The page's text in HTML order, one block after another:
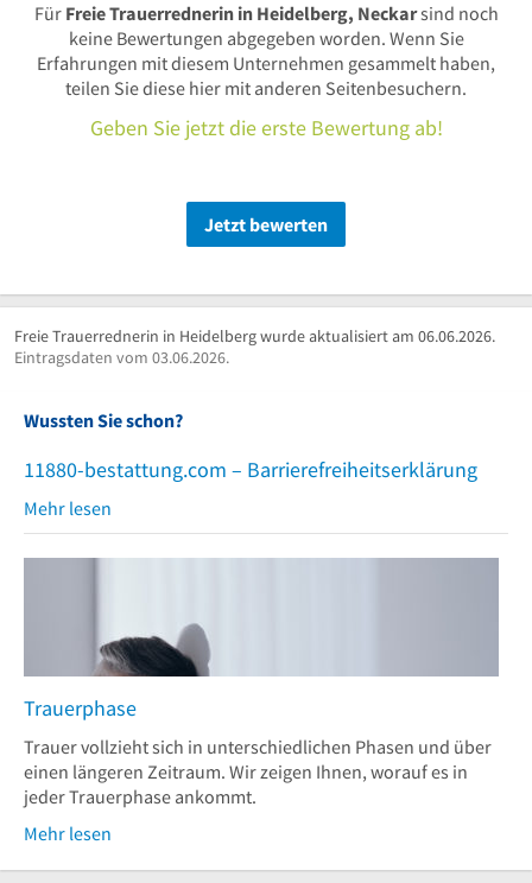
Für Freie Trauerrednerin in Heidelberg, Neckarsind noch
keine Bewertungen abgegeben worden. Wenn Sie
Erfahrungen mit diesem Unternehmen gesammelt haben,
teilen Sie diese hier mit anderen Seitenbesuchern.
Geben Sie jetzt die erste Bewertung ab!
Jetzt bewerten
Freie Trauerrednerin in Heidelberg wurde aktualisiert am 06.06.2026.
Eintragsdaten vom 03.06.2026.
Wussten Sie schon?
11880-bestattung.com – Barrierefreiheitserklärung
Mehr lesen
Trauerphase
Trauer vollzieht sich in unterschiedlichen Phasen und über
einen längeren Zeitraum. Wir zeigen Ihnen, worauf es in
jeder Trauerphase ankommt.
Mehr lesen